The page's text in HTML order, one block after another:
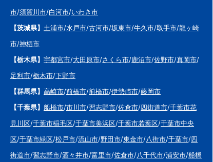
市/須賀川市/白河市/いわき市
【茨城県】 土浦市/水戸市/古河市/坂東市/牛久市/取手市/龍ヶ崎
市/神栖市
【栃木県】 宇都宮市/大田原市/さくら市/鹿沼市/佐野市/真岡市/
足利市/栃木市/下野市
【群馬県】 高崎市/前橋市/前橋市/伊勢崎市/藤岡市
【千葉県】 船橋市/市川市/習志野市/佐倉市/四街道市/千葉市花
見川区/千葉市稲毛区/千葉市美浜区/千葉市若葉区/千葉市中央
区/千葉市緑区/松戸市/流山市/野田市/東金市/八街市/千葉市/四
街道市/習志野市/酒々井市/富里市/佐倉市/八千代市/浦安市/船橋